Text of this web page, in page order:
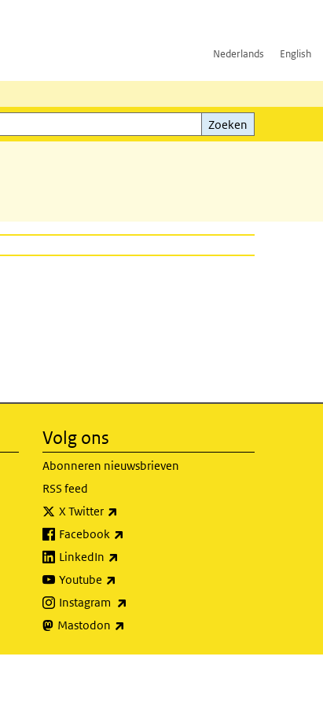
Nederlands English
Zoeken
Volg ons
Abonneren nieuwsbrieven
RSS feed
X Twitter
Facebook
LinkedIn
Youtube
Instagram
Mastodon